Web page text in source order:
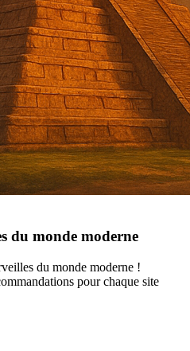
du monde moderne
du monde moderne !
pour chaque site